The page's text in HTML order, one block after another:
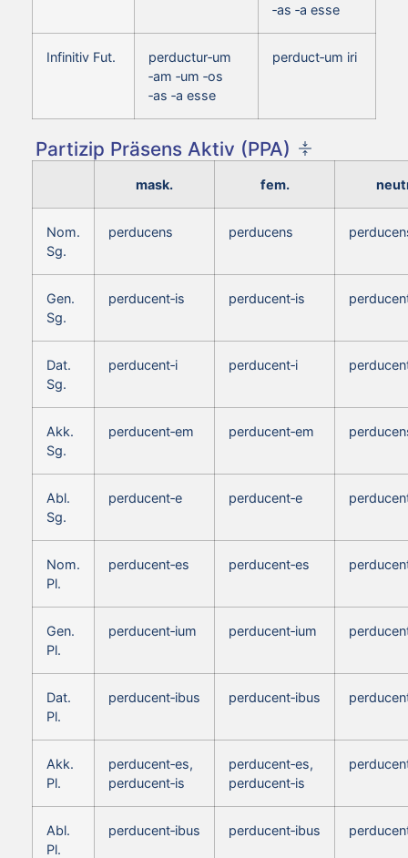
‑as ‑a esse
Infinitiv Fut.
perductur‑um
‑am ‑um ‑os
‑as ‑a esse
perduct‑um iri
Partizip Präsens Aktiv (PPA)
mask. fem.
Nom.
Sg.
perducens perducens
Gen.
Sg.
perducent‑is perducent‑is
Dat.
Sg.
perducent‑i perducent‑i
Akk.
Sg.
perducent‑em perducent‑em
Abl.
Sg.
perducent‑e perducent‑e
Nom.
Pl.
perducent‑es perducent‑es
Gen.
Pl.
perducent‑ium perducent‑ium
Dat.
Pl.
perducent‑ibus perducent‑ibus
Akk.
Pl.
perducent‑es,
perducent‑is
perducent‑es,
perducent‑is
Abl.
Pl.
perducent‑ibus perducent‑ibus